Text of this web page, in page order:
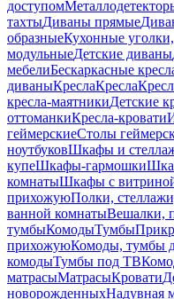
доступом
тахтыДиваны прямые
образныеКухонные
модульныеДетские диваны
мебелиБескаркасные
диваныКреслаКресла
кресла-маятникиДетские
оттоманкиКресла-кровати
геймерскиеСтолы
ноутбуковШкафы и
купеШкафы-гармошки
комнатыШкафы с
прихожуюПолки,
ванной комнатыВешалки,
тумбыКомодыТумбы
прихожуюКомоды, тумбы
комодыТумбы под ТВ
матрасыМатрасыКровати
новорожденныхНадувная